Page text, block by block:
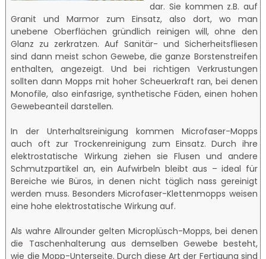
dar. Sie kommen z.B. auf
Granit und Marmor zum Einsatz, also dort, wo man
unebene Oberflächen gründlich reinigen will, ohne den
Glanz zu zerkratzen. Auf Sanitär- und Sicherheitsfliesen
sind dann meist schon Gewebe, die ganze Borstenstreifen
enthalten, angezeigt. Und bei richtigen Verkrustungen
sollten dann Mopps mit hoher Scheuerkraft ran, bei denen
Monofile, also einfasrige, synthetische Fäden, einen hohen
Gewebeanteil darstellen.
In der Unterhaltsreinigung kommen Microfaser-Mopps
auch oft zur Trockenreinigung zum Einsatz. Durch ihre
elektrostatische Wirkung ziehen sie Flusen und andere
Schmutzpartikel an, ein Aufwirbeln bleibt aus – ideal für
Bereiche wie Büros, in denen nicht täglich nass gereinigt
werden muss. Besonders Microfaser-Klettenmopps weisen
eine hohe elektrostatische Wirkung auf.
Als wahre Allrounder gelten Microplüsch-Mopps, bei denen
die Taschenhalterung aus demselben Gewebe besteht,
wie die Mopp-Unterseite. Durch diese Art der Fertigung sind